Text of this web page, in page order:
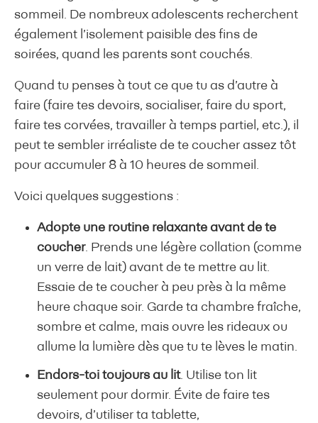
sommeil. De nombreux adolescents recherchent
également l’isolement paisible des fins de
soirées, quand les parents sont couchés.
Quand tu penses à tout ce que tu as d’autre à
faire (faire tes devoirs, socialiser, faire du sport,
faire tes corvées, travailler à temps partiel, etc.), il
peut te sembler irréaliste de te coucher assez tôt
pour accumuler 8 à 10 heures de sommeil.
Voici quelques suggestions :
Adopte une routine relaxante avant de te
coucher. Prends une légère collation (comme
un verre de lait) avant de te mettre au lit.
Essaie de te coucher à peu près à la même
heure chaque soir. Garde ta chambre fraîche,
sombre et calme, mais ouvre les rideaux ou
allume la lumière dès que tu te lèves le matin.
Endors-toi toujours au lit. Utilise ton lit
seulement pour dormir. Évite de faire tes
devoirs, d’utiliser ta tablette,